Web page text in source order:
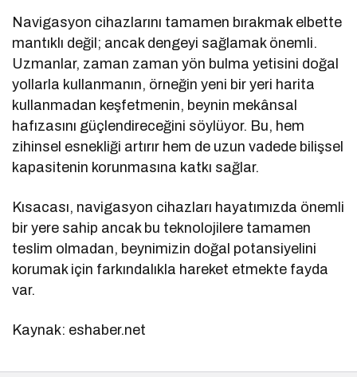
Navigasyon cihazlarını tamamen bırakmak elbette
mantıklı değil; ancak dengeyi sağlamak önemli.
Uzmanlar, zaman zaman yön bulma yetisini doğal
yollarla kullanmanın, örneğin yeni bir yeri harita
kullanmadan keşfetmenin, beynin mekânsal
hafızasını güçlendireceğini söylüyor. Bu, hem
zihinsel esnekliği artırır hem de uzun vadede bilişsel
kapasitenin korunmasına katkı sağlar.
Kısacası, navigasyon cihazları hayatımızda önemli
bir yere sahip ancak bu teknolojilere tamamen
teslim olmadan, beynimizin doğal potansiyelini
korumak için farkındalıkla hareket etmekte fayda
var.
Kaynak: eshaber.net